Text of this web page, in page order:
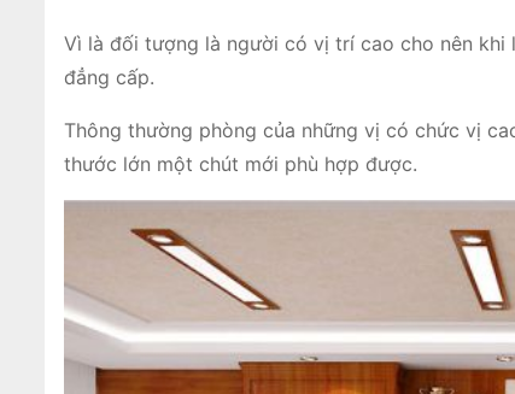
Vì là đối tượng là người có vị trí cao cho nên khi
đẳng cấp.
Thông thường phòng của những vị có chức vị
thước lớn một chút mới phù hợp được.